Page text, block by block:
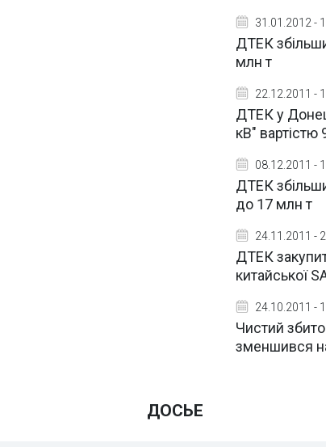
31.01.2012 -
ДТЕК
млн т
22.12.2011 -
ДТЕК у
кВ" вартістю
08.12.2011 -
ДТЕК
до 17 млн т
24.11.2011 -
ДТЕК
китайської
24.10.2011 -
Чистий
зменшився
ДОСЬЕ